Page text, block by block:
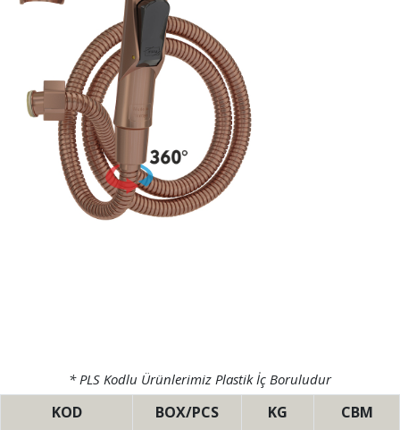
* PLS Kodlu Ürünlerimiz Plastik İç Boruludur
KOD BOX/PCS KG CBM